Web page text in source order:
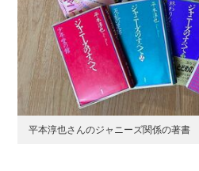
平本淳也さんのジャニーズ関係の著書